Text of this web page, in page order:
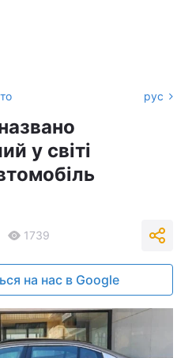
рус
у світі
1739
на нас в Google